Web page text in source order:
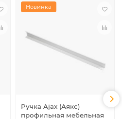
Новинка
Ручка Ajax (Аякс)
профильная мебельная